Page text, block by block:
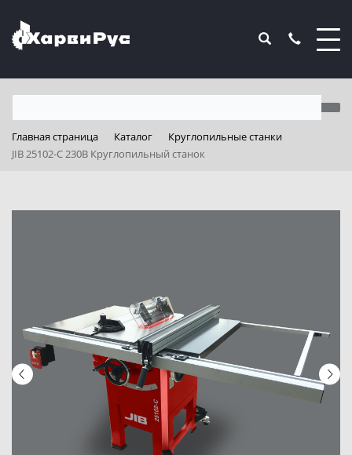
Главная страница Каталог
Круглопильные станки
JIB 25102-C 230B Круглопильный станок